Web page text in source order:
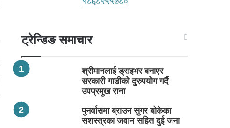
ट्रेन्डिङ समाचार
श्रीमानलाई ड्राइभर बनाएर
सरकारी गाडीको दुरुपयोग गर्दै
उपप्रमुख राना
पुनर्वासमा ब्राउन सुगर बोकेका
सशस्त्रका जवान सहित दुई जना